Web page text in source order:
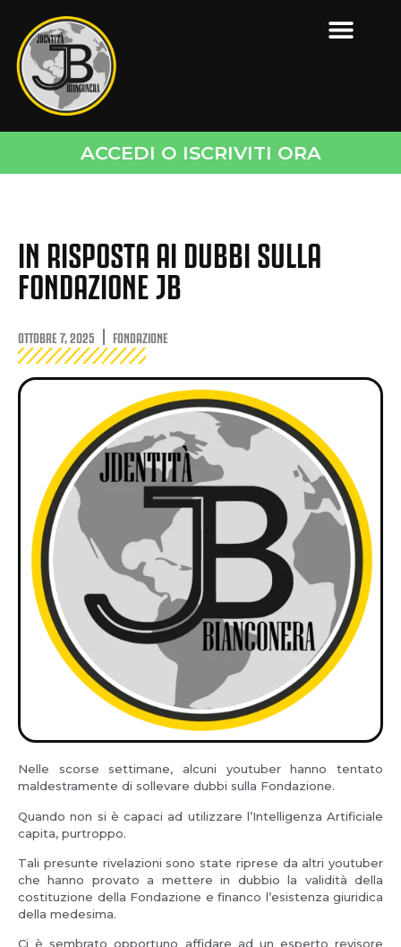
ACCEDI O ISCRIVITI ORA
IN RISPOSTA AI DUBBI SULLA
FONDAZIONE JB
OTTOBRE 7, 2025 FONDAZIONE
Nelle scorse settimane, alcuni youtuber hanno tentato
maldestramente di sollevare dubbi sulla Fondazione.
Quando non si è capaci ad utilizzare l’Intelligenza Artificiale
capita, purtroppo.
Tali presunte rivelazioni sono state riprese da altri youtuber
che hanno provato a mettere in dubbio la validità della
costituzione della Fondazione e financo l’esistenza giuridica
della medesima.
Ci è sembrato opportuno affidare ad un esperto revisore